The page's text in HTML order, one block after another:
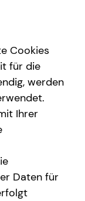
Cookies
für die
werden
Ihrer
Daten für